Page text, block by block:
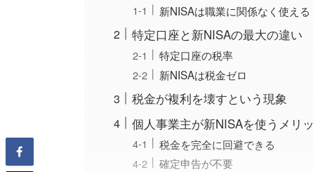
新NISAは職業に関係なく使える
特定口座と新NISAの最大の違い
特定口座の税率
新NISAは税金ゼロ
税金が複利を壊すという現象
個人事業主が新NISAを使うメリ
税金を完全に回避できる
確定申告が不要